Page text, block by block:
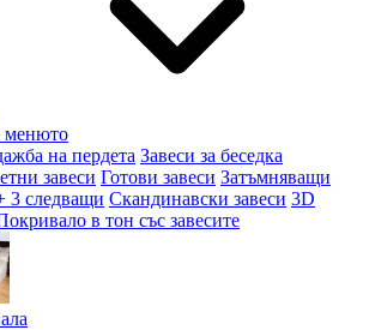
менюто
на пердета Завеси за беседка
завеси Готови завеси Затъмняващи
3 следващи Скандинавски завеси 3D
в тон със завесите